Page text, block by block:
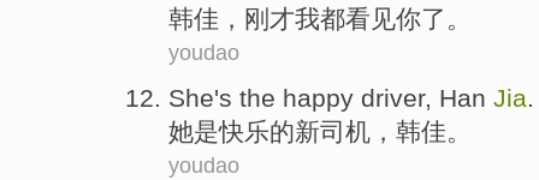
韩佳 ， 刚才我都看见你了。
youdao
She's the happy driver, Han Jia.
她是快乐的新司机 ， 韩佳。
youdao